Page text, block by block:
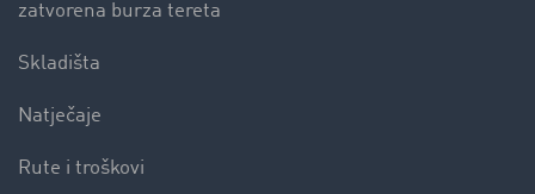
zatvorena burza tereta
Skladišta
Natječaje
Rute i troškovi